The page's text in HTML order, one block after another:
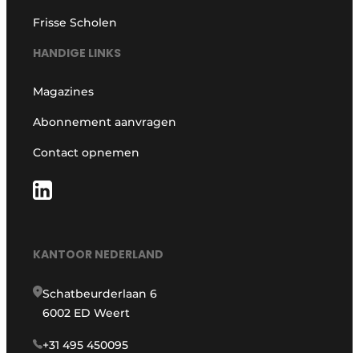
Frisse Scholen
HANDIGE LINKS
Magazines
Abonnement aanvragen
Contact opnemen
KANTOOR NEDERLAND
Schatbeurderlaan 6
6002 ED Weert
+31 495 450095